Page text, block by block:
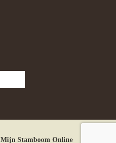
Mijn Stamboom Online